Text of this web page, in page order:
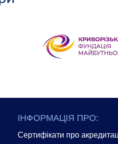
ІНФОРМАЦІЯ ПРО:
Сертифікати про